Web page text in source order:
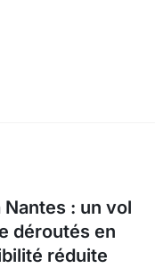
: un vol
déroutés en
réduite